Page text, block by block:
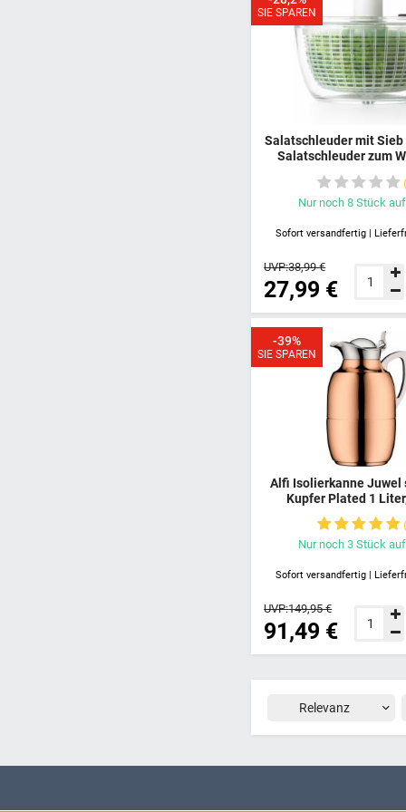
Salatschleuder mit Sieb
Salatschleuder zum
Trocknen von Salat &
Salatschleuder
Salatschleuder mit
Nur noch 8 Stück
Sofort versandfertig |
27,99 €
UVP:38,99 €
SIE SPAREN
Alfi Isolierkanne Juwel
Kupfer Plated 1
Stunden heiß, hält 24
locker aufliegendes
Deckelsystem, mit
Nur noch 3 Stück
Sofort versandfertig |
91,49 €
UVP:149,95 €
SIE SPAREN
-39%